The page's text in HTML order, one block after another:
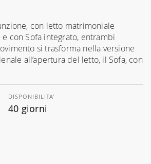
con letto matrimoniale
con Sofa integrato, entrambi
si trasforma nella versione
all’apertura del letto, il Sofa, con
DISPONIBILITA'
40 giorni